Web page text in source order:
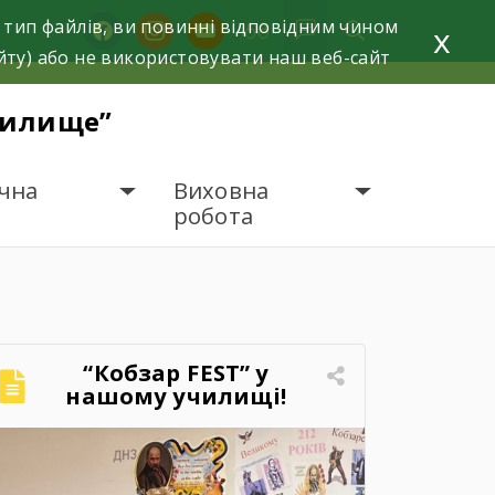
facebookinstagramyoutube
Виховна
робота
“Кобзар FEST” у
нашому училищі!
файлів, ви повинні відповідним чином
або не використовувати наш веб-сайт
x